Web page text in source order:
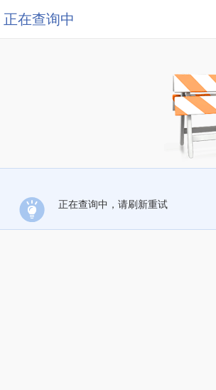
正在查询中
正在查询中，请刷新重试